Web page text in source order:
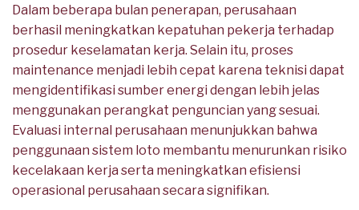
Dalam beberapa bulan penerapan, perusahaan
berhasil meningkatkan kepatuhan pekerja terhadap
prosedur keselamatan kerja. Selain itu, proses
maintenance menjadi lebih cepat karena teknisi dapat
mengidentifikasi sumber energi dengan lebih jelas
menggunakan perangkat penguncian yang sesuai.
Evaluasi internal perusahaan menunjukkan bahwa
penggunaan sistem loto membantu menurunkan risiko
kecelakaan kerja serta meningkatkan efisiensi
operasional perusahaan secara signifikan.